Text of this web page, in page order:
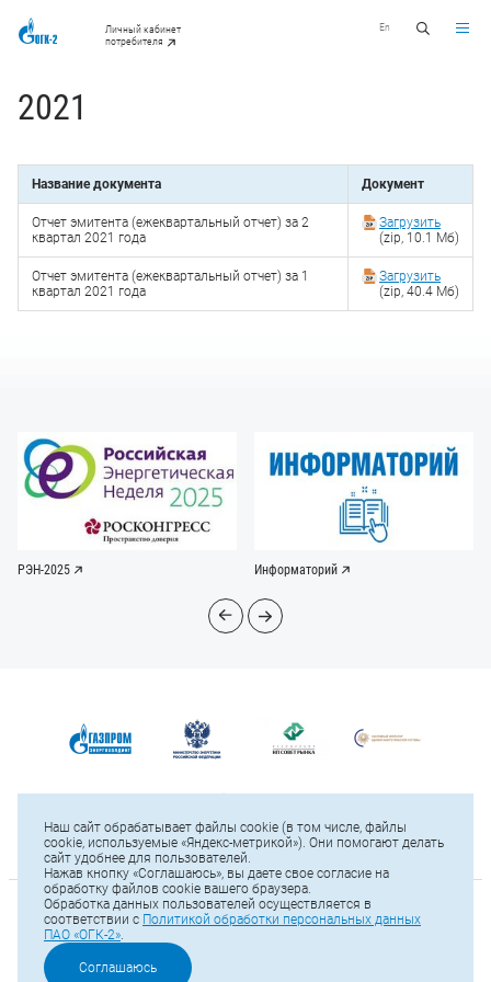
Личный кабинет
потребителя
En
2021
Название документа Документ
Отчет эмитента (ежеквартальный отчет) за 2
квартал 2021 года
Загрузить
(zip, 10.1 Мб)
Отчет эмитента (ежеквартальный отчет) за 1
квартал 2021 года
Загрузить
(zip, 40.4 Мб)
РЭН-2025 Информаторий
© 2025 ПАО «ОГК-2»
Тел.: +7 (812) 646-13-64
Наш сайт обрабатывает файлы cookie (в том числе, файлы
cookie, используемые «Яндекс-метрикой»). Они помогают делать
сайт удобнее для пользователей.
Нажав кнопку «Соглашаюсь», вы даете свое согласие на
обработку файлов cookie вашего браузера.
Обработка данных пользователей осуществляется в
соответствии с Политикой обработки персональных данных
ПАО «ОГК-2».
Соглашаюсь